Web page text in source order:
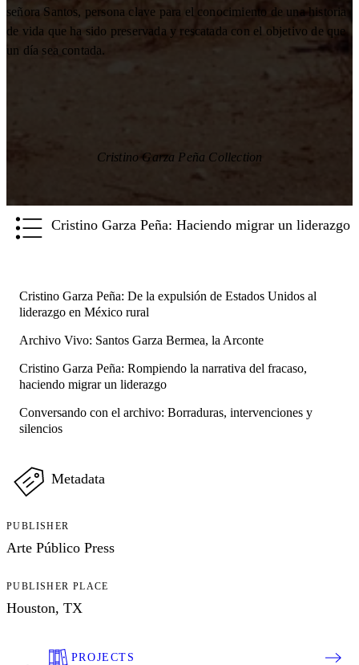
señora Santos, persona clave para el conocimiento de una historia
de vida que ha sido preservada y rescatada con el objetivo de que
un día sea contada.
Cristino Garza Peña Collection
Cristino Garza Peña: Haciendo migrar un liderazgo
Cristino Garza Peña: De la expulsión de Estados Unidos al
liderazgo en México rural
Archivo Vivo: Santos Garza Bermea, la Arconte
Cristino Garza Peña: Rompiendo la narrativa del fracaso,
haciendo migrar un liderazgo
Conversando con el archivo: Borraduras, intervenciones y
silencios
Metadata
PUBLISHER
Arte Público Press
PUBLISHER PLACE
Houston, TX
PROJECTS